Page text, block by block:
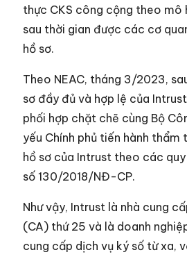
thực CKS công cộng theo mô
sau thời gian được các cơ
hồ sơ.
Theo NEAC, tháng 3/2023,
sơ đầy đủ và hợp lệ của
phối hợp chặt chẽ cùng Bộ
yếu Chính phủ tiến hành thẩm
hồ sơ của Intrust theo các
số 130/2018/NĐ-CP.
Như vậy, Intrust là nhà cung
(CA) thứ 25 và là doanh
cung cấp dịch vụ ký số từ xa,